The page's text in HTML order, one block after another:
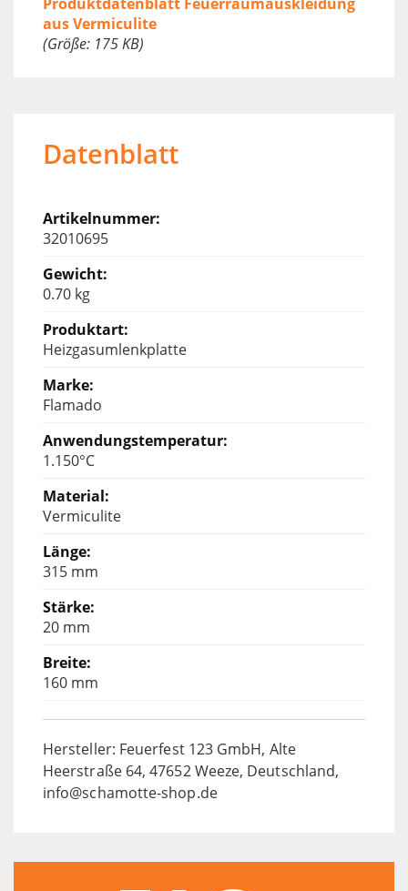
aus Vermiculite
(Größe: 175 KB)
Datenblatt
32010695
0.70 kg
Heizgasumlenkplatte
Flamado
1.150°C
Vermiculite
315 mm
20 mm
160 mm
Hersteller: Feuerfest 123 GmbH, Alte
Heerstraße 64, 47652 Weeze, Deutschland,
info@schamotte-shop.de